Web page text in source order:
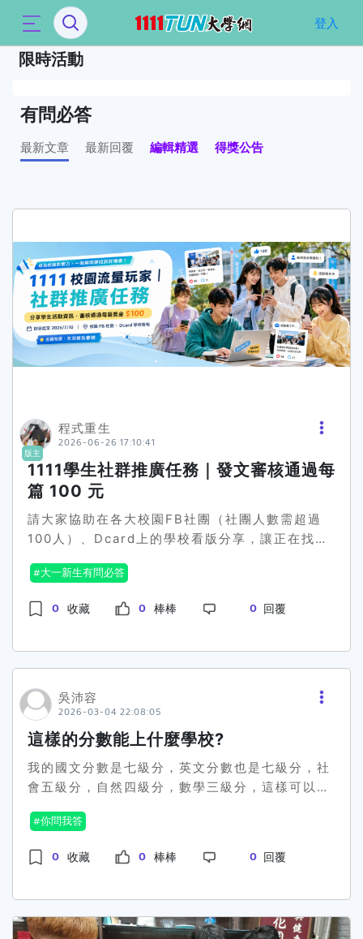
登入
限時活動
有問必答
最新文章 最新回覆 編輯精選 得獎公告
版主
程式重生
2026-06-26 17:10:41
1111學生社群推廣任務｜發文審核通過每
篇 100 元
請大家協助在各大校園FB社團（社團人數需超過
100人）、Dcard上的學校看版分享，讓正在找暑
到。 📅任務時間即日起至2026年7月10日（名額
有限先寫先贏）💰 發文獎金每篇審核通過貼文獎金
100 元 🎯推廣任務標的（同學可以從下面自行挑
萬 https:campaign.1111.com.tw2026-
https:events.1111.com.twtransfer-
1w2026● 一拉一推薦好友再得全家禮券100元
https:campaign.1111.com.twmgm● 2026 畢
業祭
https:events.1111.com.twevent25freshman●
AI產業就業博覽會
GenZ 你的職場由你定義
https:events.1111.com.tw26yfresh-
graduate 📌 發文重點請用自然一點的學生語氣，
以參考●投工讀還有機會抽 11 萬●畢業生可以看
大一新生有問必答
0 收藏 0 棒棒 0 回覆
吳沛容
2026-03-04 22:08:05
這樣的分數能上什麼學校?
我的國文分數是七級分，英文分數也是七級分，社
會五級分，自然四級分，數學三級分，這樣可以填
你問我答
0 收藏 0 棒棒 0 回覆